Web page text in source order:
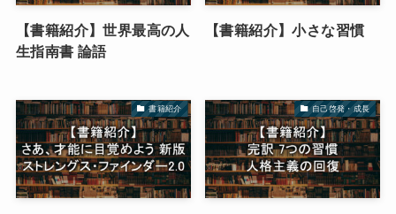
【書籍紹介】世界最高の人
生指南書 論語
【書籍紹介】小さな習慣
書籍紹介 自己啓発・成長